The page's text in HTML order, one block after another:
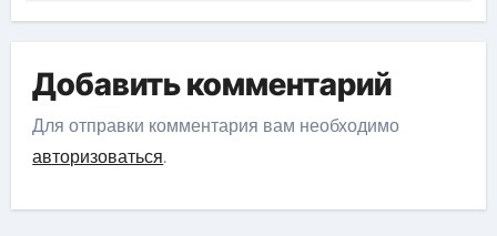
Добавить комментарий
Для отправки комментария вам необходимо
авторизоваться.